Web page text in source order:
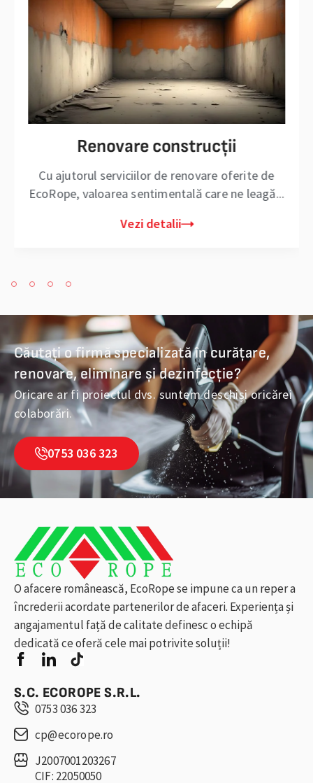
Renovare construcții
Cu ajutorul serviciilor de renovare oferite de
EcoRope, valoarea sentimentală care ne leagă...
Vezi detalii
Căutați o firmă specializată în curățare,
renovare, eliminare și dezinfecție?
Oricare ar fi proiectul dvs. suntem deschiși oricărei
colaborări.
0753 036 323
O afacere românească, EcoRope se impune ca un reper a
încrederii acordate partenerilor de afaceri. Experiența și
angajamentul față de calitate definesc o echipă
dedicată ce oferă cele mai potrivite soluții!
S.C. ECOROPE S.R.L.
0753 036 323
cp@ecorope.ro
J2007001203267
CIF: 22050050